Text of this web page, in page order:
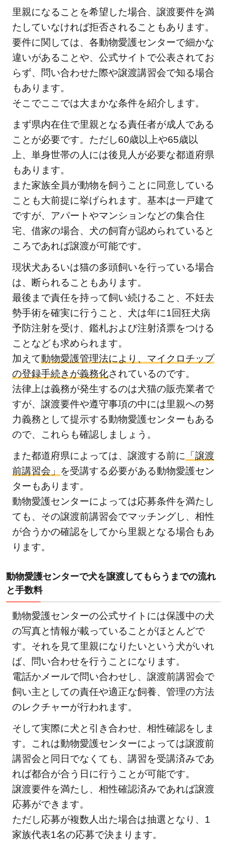
里親になることを希望した場合、譲渡要件を満
たしていなければ拒否されることもあります。
要件に関しては、各動物愛護センターで細かな
違いがあることや、公式サイトで公表されてお
らず、問い合わせた際や譲渡講習会で知る場合
もあります。
そこでここでは大まかな条件を紹介します。
まず県内在住で里親となる責任者が成人である
ことが必要です。ただし60歳以上や65歳以
上、単身世帯の人には後見人が必要な都道府県
もあります。
また家族全員が動物を飼うことに同意している
ことも大前提に挙げられます。基本は一戸建て
ですが、アパートやマンションなどの集合住
宅、借家の場合、犬の飼育が認められていると
ころであれば譲渡が可能です。
現状犬あるいは猫の多頭飼いを行っている場合
は、断られることもあります。
最後まで責任を持って飼い続けること、不妊去
勢手術を確実に行うこと、犬は年に1回狂犬病
予防注射を受け、鑑札および注射済票をつける
ことなども求められます。
加えて動物愛護管理法により、マイクロチップ
の登録手続きが義務化されているのです。
法律上は義務が発生するのは犬猫の販売業者で
すが、譲渡要件や遵守事項の中には里親への努
力義務として提示する動物愛護センターもある
ので、これらも確認しましょう。
また都道府県によっては、譲渡する前に 「譲渡
前講習会」 を受講する必要がある動物愛護セン
ターもあります。
動物愛護センターによっては応募条件を満たし
ても、その譲渡前講習会でマッチングし、相性
が合うかの確認をしてから里親となる場合もあ
ります。
動物愛護センターで犬を譲渡してもらうまでの流れ
と手数料
動物愛護センターの公式サイトには保護中の犬
の写真と情報が載っていることがほとんどで
す。それを見て里親になりたいという犬がいれ
ば、問い合わせを行うことになります。
電話かメールで問い合わせし、譲渡前講習会で
飼い主としての責任や適正な飼養、管理の方法
のレクチャーが行われます。
そして実際に犬と引き合わせ、相性確認をしま
す。これは動物愛護センターによっては譲渡前
講習会と同日でなくても、講習を受講済みであ
れば都合が合う日に行うことが可能です。
譲渡要件を満たし、相性確認済みであれば譲渡
応募ができます。
ただし応募が複数人出た場合は抽選となり、1
家族代表1名の応募で決まります。